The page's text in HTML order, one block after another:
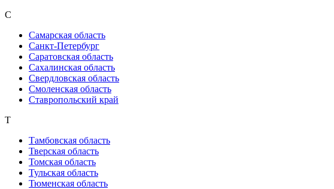
С
Самарская область
Санкт-Петербург
Саратовская область
Сахалинская область
Свердловская область
Смоленская область
Ставропольский край
Т
Тамбовская область
Тверская область
Томская область
Тульская область
Тюменская область